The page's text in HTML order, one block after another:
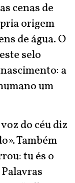
cenas de
origem
de água. O
selo
a
um
do céu diz
Também
tu és o